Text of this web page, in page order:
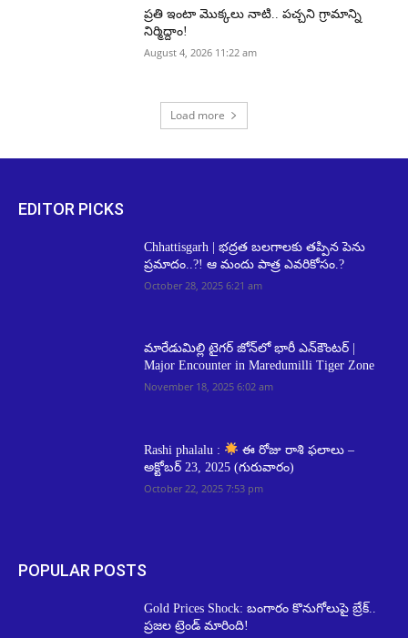
ప్రతి ఇంటా మొక్కలు నాటి.. పచ్చని గ్రామాన్ని
నిర్మిద్దాం!
August 4, 2026 11:22 am
Load more
EDITOR PICKS
Chhattisgarh | భద్రత బలగాలకు తప్పిన పెను
ప్రమాదం..?! ఆ మందు పాత్ర ఎవరికోసం.?
October 28, 2025 6:21 am
మారేడుమిల్లి టైగర్ జోన్‌లో భారీ ఎన్‌కౌంటర్ |
Major Encounter in Maredumilli Tiger Zone
November 18, 2025 6:02 am
Rashi phalalu :
ఈ రోజు రాశి ఫలాలు –
అక్టోబర్ 23, 2025 (గురువారం)
October 22, 2025 7:53 pm
POPULAR POSTS
Gold Prices Shock: బంగారం కొనుగోలుపై బ్రేక్..
ప్రజల ట్రెండ్ మారింది!